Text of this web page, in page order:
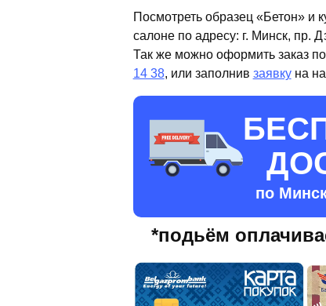
Посмотреть образец «Бетон» и
салоне по адресу: г. Минск, пр.
Так же можно оформить заказ
14 38, или заполнив заявкуна
по
*подьём